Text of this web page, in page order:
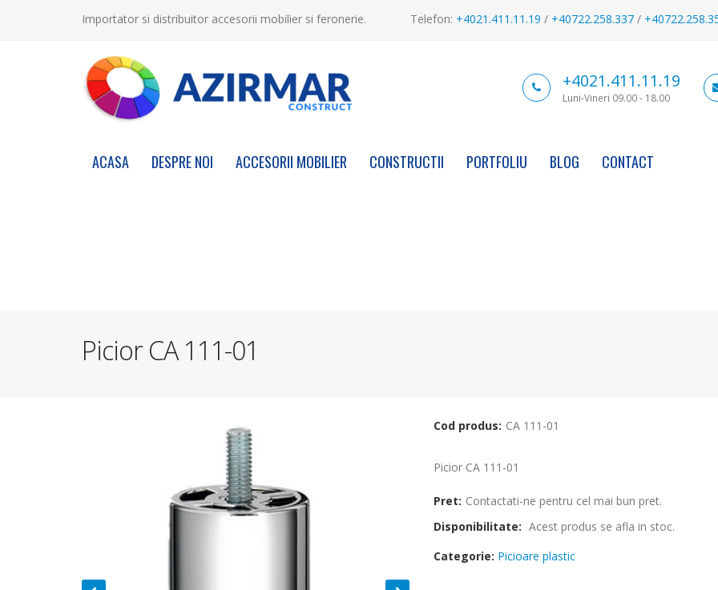
Importator si distribuitor accesorii mobilier si feronerie. Telefon: +4021.411.11.19 / +40722.258.337 /
+4021.411.11.19
Luni-Vineri 09.00 - 18.00
ACASA DESPRE NOI ACCESORII MOBILIER CONSTRUCTII PORTFOLIU BLOG CONTACT
Picior CA 111-01
Cod produs: CA 111-01
Picior CA 111-01
Pret: Contactati-ne pentru cel mai bun pret.
Disponibilitate: Acest produs se afla in stoc.
Categorie: Picioare plastic